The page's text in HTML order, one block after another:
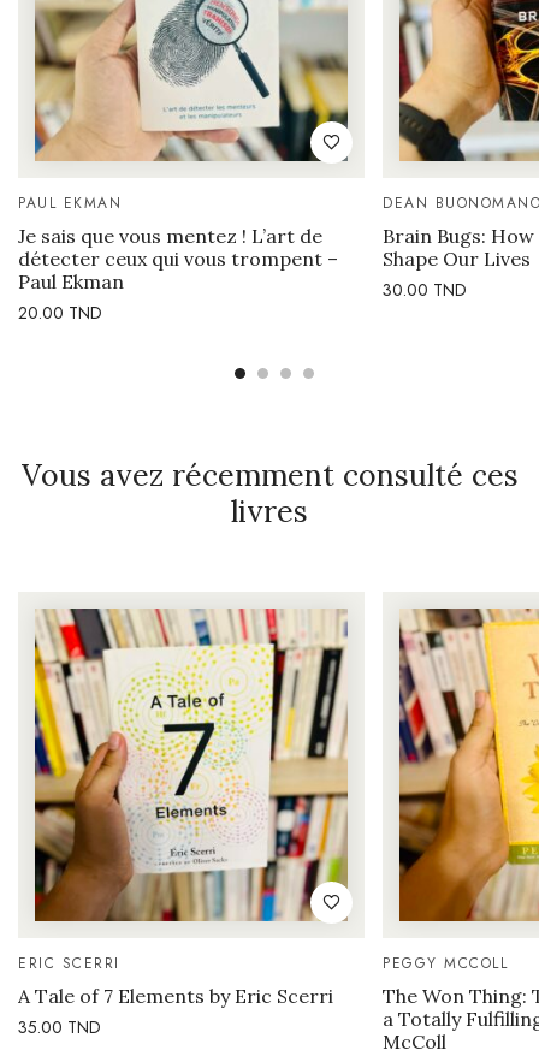
PAUL EKMAN
Je sais que vous mentez ! L’art de
détecter ceux qui vous trompent –
Paul Ekman
20.00 TND
DEAN
Brain Bugs: How
Shape Our Lives
30.00 TND
Vous avez récemment consulté ces
livres
ERIC SCERRI
A Tale of 7 Elements by Eric Scerri
35.00 TND
PEGGY MCCOLL
The Won Thing:
a Totally
McColl